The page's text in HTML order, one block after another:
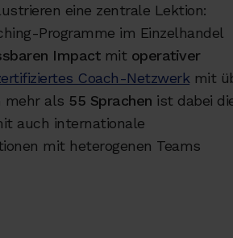
eine zentrale Lektion:
Programme im Einzelhandel
Impactmit operativer
Coach-Netzwerk mit
mehr als 55 Sprachen ist dabei
auch internationale
mit heterogenen Teams